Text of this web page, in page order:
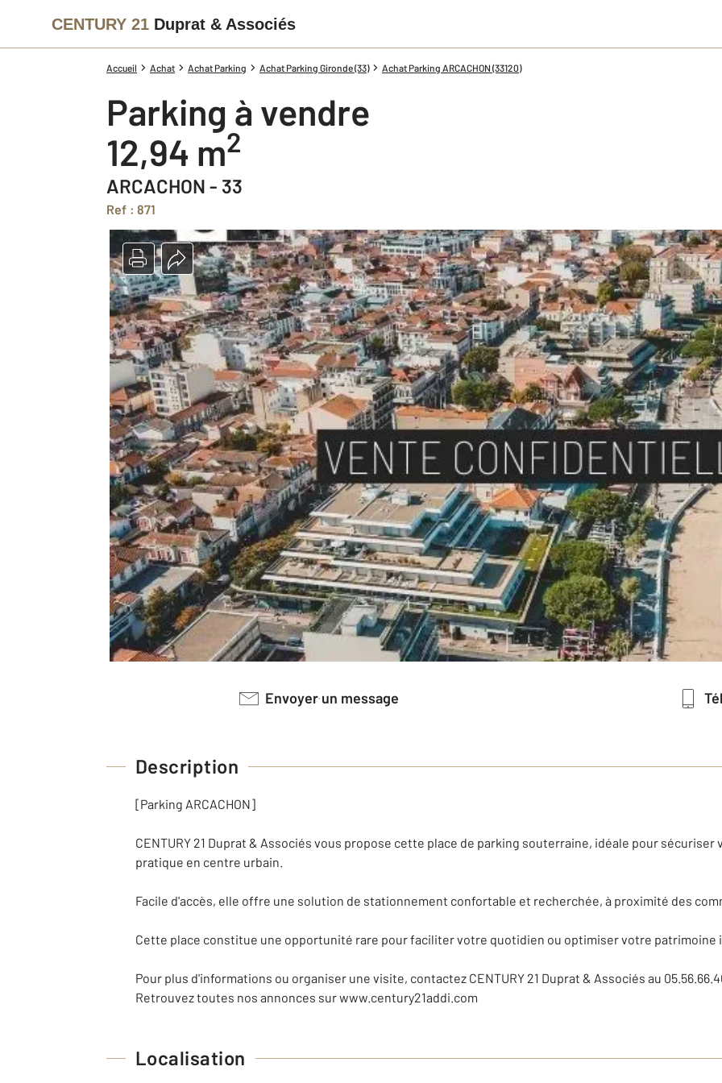
CENTURY 21 Duprat & Associés
Accueil Achat Achat Parking Achat Parking Gironde (33) Achat Parking ARCACHON (33120)
Parking à vendre
12,94 m2
ARCACHON - 33
Ref : 871
Envoyer un message
Description
[Parking ARCACHON]
CENTURY 21 Duprat & Associés vous propose cette place de parking souterraine, idéale pour
pratique en centre urbain.
Facile d'accès, elle offre une solution de stationnement confortable et recherchée, à proximité des
Cette place constitue une opportunité rare pour faciliter votre quotidien ou optimiser votre patrimoine
Pour plus d'informations ou organiser une visite, contactez CENTURY 21 Duprat & Associés au
Retrouvez toutes nos annonces sur www.century21addi.com
Localisation